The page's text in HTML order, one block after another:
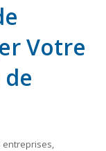
Votre
entreprises,